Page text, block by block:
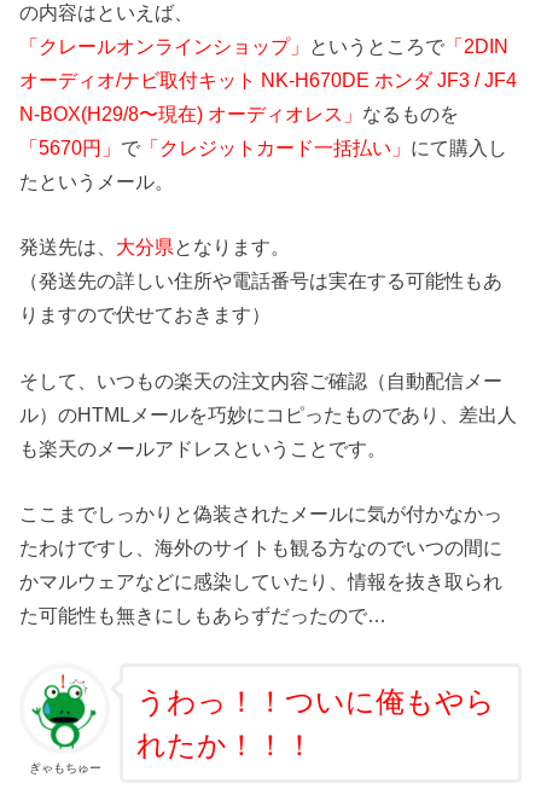
の内容はといえば、
「クレールオンラインショップ」 というところで 「2DIN
オーディオ/ナビ取付キット NK-H670DE ホンダ JF3 / JF4
N-BOX(H29/8〜現在) オーディオレス」 なるものを
「5670円」 で 「クレジットカード一括払い」 にて購入し
たというメール。
発送先は、 大分県となります。
（発送先の詳しい住所や電話番号は実在する可能性もあ
りますので伏せておきます）
そして、いつもの楽天の注文内容ご確認（自動配信メー
ル）のHTMLメールを巧妙にコピったものであり、差出人
も楽天のメールアドレスということです。
ここまでしっかりと偽装されたメールに気が付かなかっ
たわけですし、海外のサイトも観る方なのでいつの間に
かマルウェアなどに感染していたり、情報を抜き取られ
た可能性も無きにしもあらずだったので…
ぎゃもちゅー
うわっ！！ついに俺もやら
れたか！！！